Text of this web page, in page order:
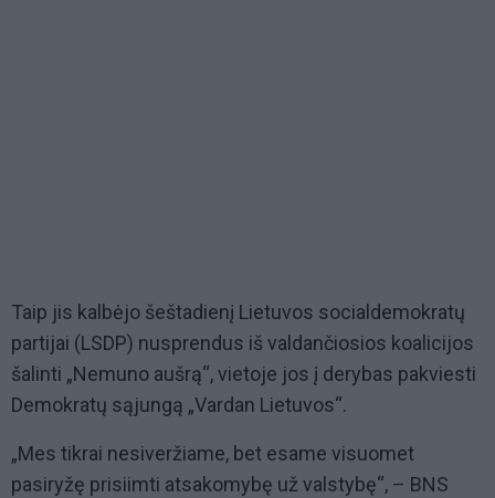
Taip jis kalbėjo šeštadienį Lietuvos socialdemokratų
partijai (LSDP) nusprendus iš valdančiosios koalicijos
šalinti „Nemuno aušrą“, vietoje jos į derybas pakviesti
Demokratų sąjungą „Vardan Lietuvos“.
„Mes tikrai nesiveržiame, bet esame visuomet
pasiryžę prisiimti atsakomybę už valstybę“, – BNS